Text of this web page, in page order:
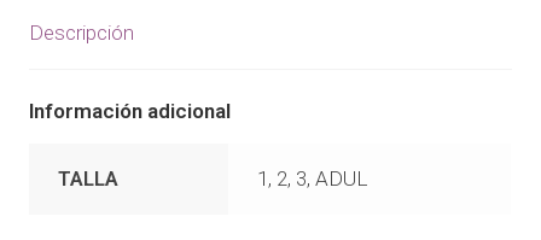
Descripción
Información adicional
TALLA 1, 2, 3, ADUL